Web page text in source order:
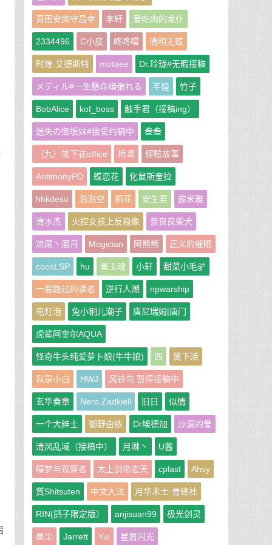
真田安房守昌幸 李轩 爱吃肉的龙仆
2334496 C小皮 咚咚噹 清明无蝶
时煌.艾德斯特 motaee Dr.玲珑#无暇接稿
メディル#一生懸命頑張れる 芊煌 竹子
BobAlice kof_boss 触手君（接稿ing）
迷失の御坂妹#接受约稿中 叁叁
（九）笔下花office 桥鸢 經驗故事
AntimonyPD 蝶恋花 化鼠斯奎拉
hhkdesu 泡泡空 桐菲 安生君 露米雅
清水杰 火控女孩上反稳像 奈良良柴犬
凉尾丶酒月 Mogician 阿熊熊 正义的催眠
cocoLSP hu 墨玉魂 小轩 甜菜小毛驴
一般路过的读者 逆行人潮 npwarship
电灯泡 兔小铜儿潮子 唐尼瑞姆|唐门
虎鲨阿奎尔AQUA
怪奇牛头纯爱萝卜娘(牛牛娘) 四 篱下活
我是小白 HWJ 风铃鸟 暂停接稿中
玄华奏章 Nero.Zadkiell 旧日 似情
一个大绅士 御野由依 Dr埃德加 沙漏的爱
清风乱域（接稿中） 月淋丶 U酱
瞳梦与观察者 太上剑帝宏天 cplast Ahsy
質Shitsuten 中文大法 月华术士·青锋社
RIN(鸽子限定版） anjisuan99 极光剑灵
墨尘 Jarrett Yui 星屑闪光